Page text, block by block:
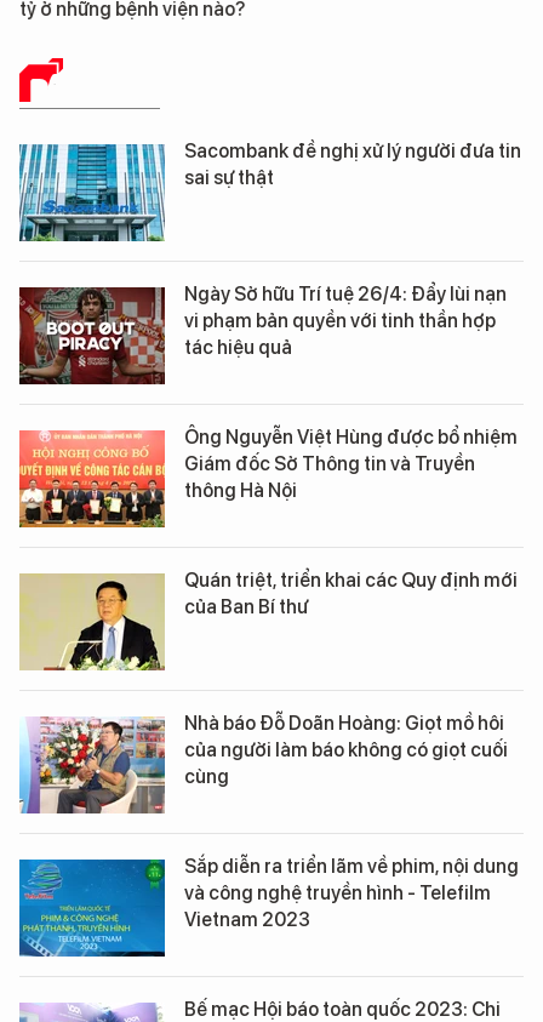
BÁO CHÍ SỐ
Sacombank đề nghị xử lý người đưa tin
sai sự thật
Ngày Sở hữu Trí tuệ 26/4: Đẩy lùi nạn
vi phạm bản quyền với tinh thần hợp
tác hiệu quả
Ông Nguyễn Việt Hùng được bổ nhiệm
Giám đốc Sở Thông tin và Truyền
thông Hà Nội
Quán triệt, triển khai các Quy định mới
của Ban Bí thư
Nhà báo Đỗ Doãn Hoàng: Giọt mồ hôi
của người làm báo không có giọt cuối
cùng
Sắp diễn ra triển lãm về phim, nội dung
và công nghệ truyền hình - Telefilm
Vietnam 2023
Bế mạc Hội báo toàn quốc 2023: Chi